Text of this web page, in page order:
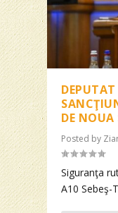
DE
Posted by
Siguranţa
A10 Sebeş-